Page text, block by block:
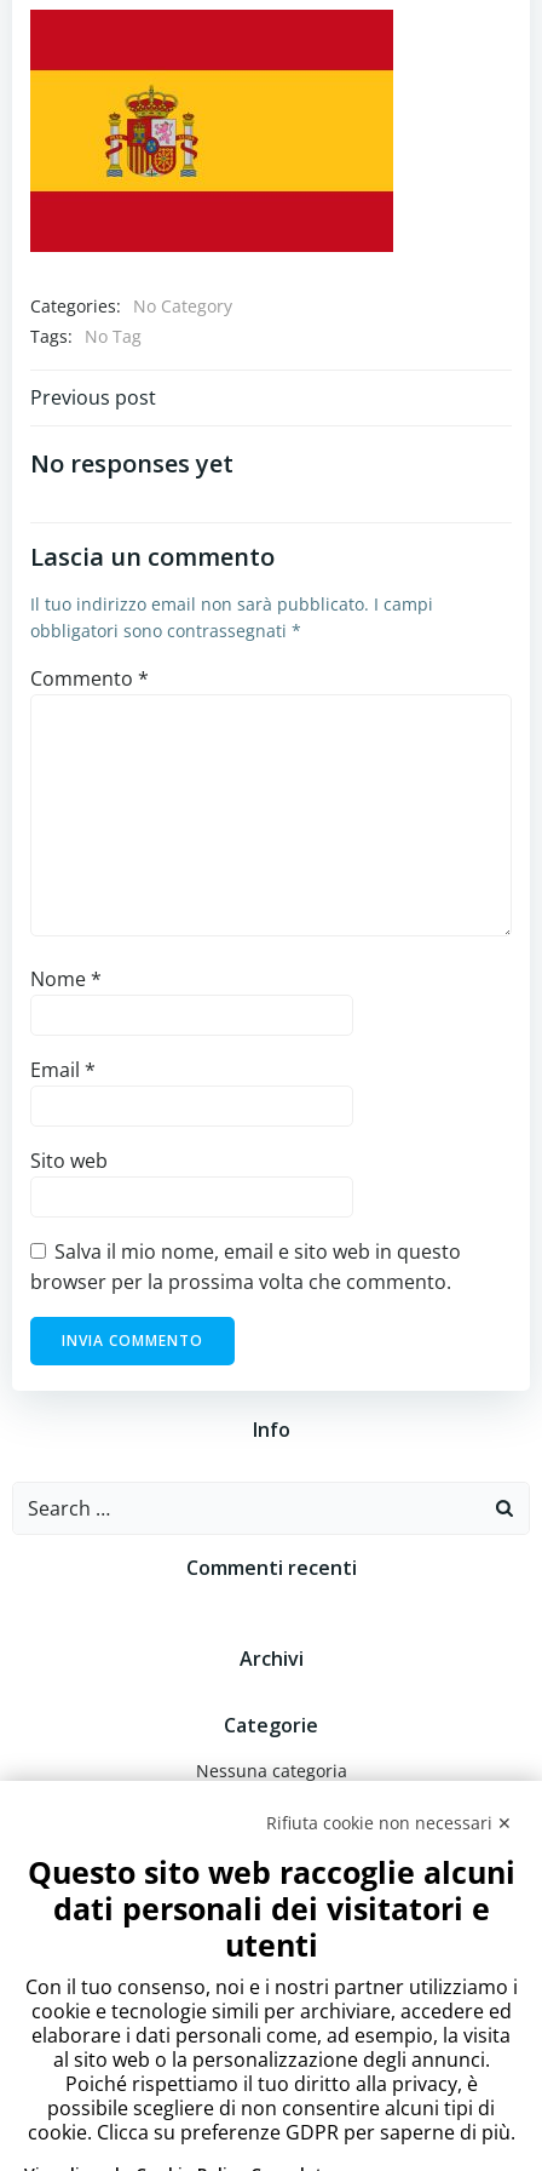
Categories:
No Category
Tags:
No Tag
Navigazione
articoli
Previous post
No responses yet
Lascia un commento
Il tuo indirizzo email non sarà pubblicato. I campi
obbligatori sono contrassegnati *
Commento *
Nome*
Email *
Sito web
Salva il mio nome, email e sito web in questo
browser per la prossima volta che commento.
Info
Search
Commenti recenti
Archivi
Categorie
Nessuna categoria
Meta
Accedi
Feed dei contenuti
Feed dei commenti
WordPress.org
Rifiuta cookie non necessari ✕
Questo sito web raccoglie alcuni
dati personali dei visitatori e
utenti
Con il tuo consenso, noi e i nostri partner utilizziamo i
cookie e tecnologie simili per archiviare, accedere ed
elaborare i dati personali come, ad esempio, la visita
al sito web o la personalizzazione degli annunci.
Poiché rispettiamo il tuo diritto alla privacy, è
possibile scegliere di non consentire alcuni tipi di
cookie. Clicca su preferenze GDPR per saperne di più.